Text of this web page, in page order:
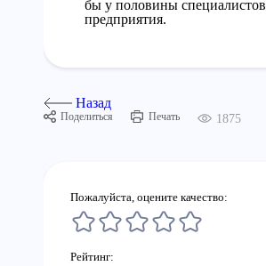
бы у половины специалистов
предприятия.
Назад
Поделиться Печать 1875
Пожалуйста, оцените качество:
Рейтинг: